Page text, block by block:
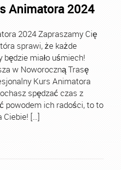
Animatora 2024
2024 Zapraszamy Cię
sprawi, że każde
miało uśmiech!
w Noworoczną Trasę
Kurs Animatora
spędzać czas z
powodem ich radości, to to
Ciebie! […]